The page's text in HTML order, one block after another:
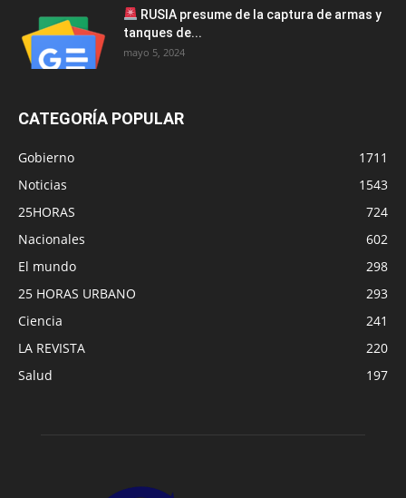
RUSIA presume de la captura de armas y
tanques de...
mayo 5, 2024
CATEGORÍA POPULAR
Gobierno
1711
Noticias
1543
25HORAS
724
Nacionales
602
El mundo
298
25 HORAS URBANO
293
Ciencia
241
LA REVISTA
220
Salud
197